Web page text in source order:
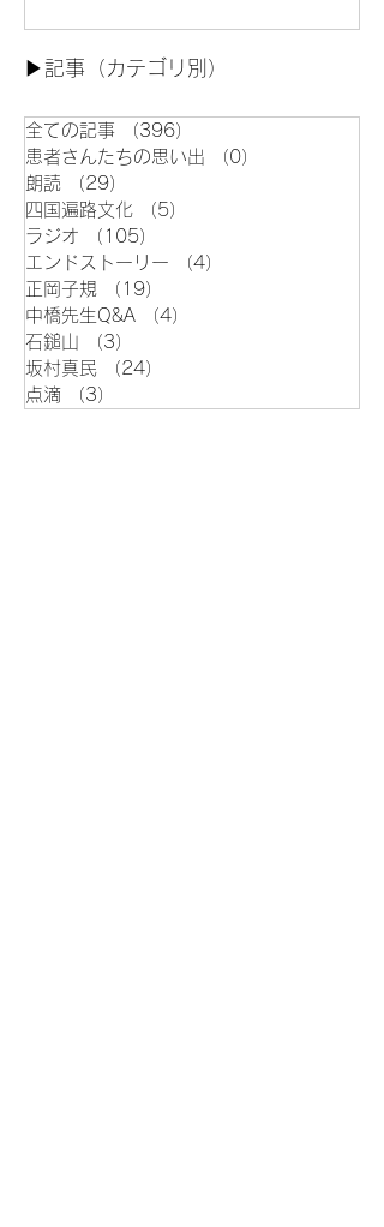
▶︎記事（カテゴリ別）
全ての記事 （396）
患者さんたちの思い出
（0）
朗読
（29）
四国遍路文化
（5）
ラジオ
（105）
エンドストーリー
（4）
正岡子規
（19）
中橋先生Q&A
（4）
石鎚山
（3）
坂村真民
（24）
点滴
（3）